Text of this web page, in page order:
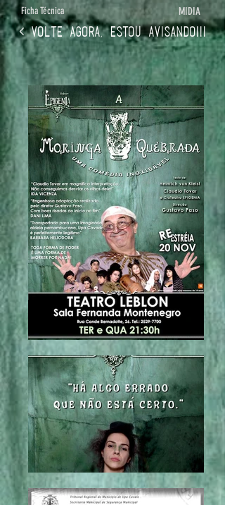
Ficha Técnica MIDIA
< Volte agora, estou avisando!!!